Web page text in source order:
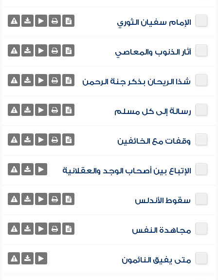
الإمام سفيان الثوري
آثار الذنوب والمعاصي
شذا الريحان بذكر جنة الرحمن
رسالة إلى كل مسلم
وقفات مع الخائفين
الإتباع بين أصحاب الوجد والعقلانية
سقوط الأندلس
مجاهدة النفس
متى يفيق النائمون